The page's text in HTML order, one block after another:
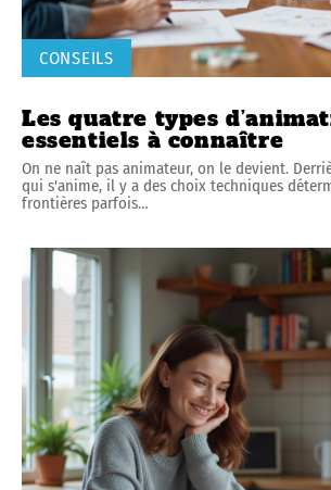
CONSEILS
Les quatre types
essentiels à connaître
On ne naît pas animateur, on le devient.
qui s'anime, il y a des choix techniques
frontières parfois…